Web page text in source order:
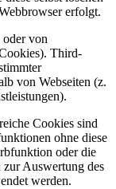
erfolgt.
von
Third-
von Webseiten (z.
Cookies sind
ohne diese
oder die
Auswertung des
werden.